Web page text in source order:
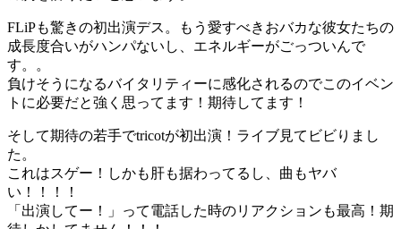
FLiPも驚きの初出演デス。もう愛すべきおバカな彼女たちの
成長度合いがハンパないし、エネルギーがごっついんで
す。。
負けそうになるバイタリティーに感化されるのでこのイベン
トに必要だと強く思ってます！期待してます！
そして期待の若手でtricotが初出演！ライブ見てビビりまし
た。
これはスゲー！しかも肝も据わってるし、曲もヤバ
い！！！！
「出演してー！」って電話した時のリアクションも最高！期